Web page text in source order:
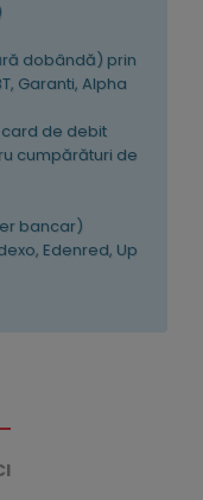
dobândă) prin
Garanti, Alpha
card de debit
cumpărături de
bancar)
Edenred, Up